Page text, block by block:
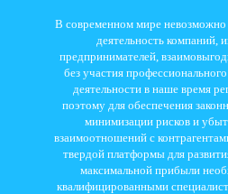
В современном мире
деятельность компаний,
предпринимателей,
без участия
деятельности в наше время
поэтому для обеспечения
минимизации рисков и
взаимоотношений с
твердой платформы для
максимальной прибыли
квалифицированными